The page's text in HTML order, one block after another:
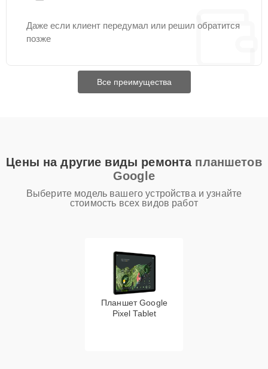
Даже если клиент передумал или решил обратится
позже
Все преимущества
Цены на другие виды ремонта планшетов
Google
Выберите модель вашего устройства и узнайте
стоимость всех видов работ
Планшет Google
Pixel Tablet